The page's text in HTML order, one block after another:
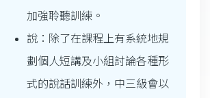
加強聆聽訓練。
說：除了在課程上有系統地規
劃個人短講及小組討論各種形
式的說話訓練外，中三級會以